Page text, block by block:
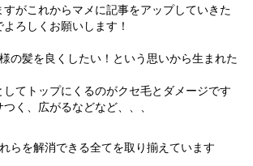
がこれからマメに記事をアップしていきた
ろしくお願いします！
の髪を良くしたい！という思いから生まれた
てトップにくるのがクセ毛とダメージです
く、広がるなどなど、、、
らを解消できる全てを取り揃えています